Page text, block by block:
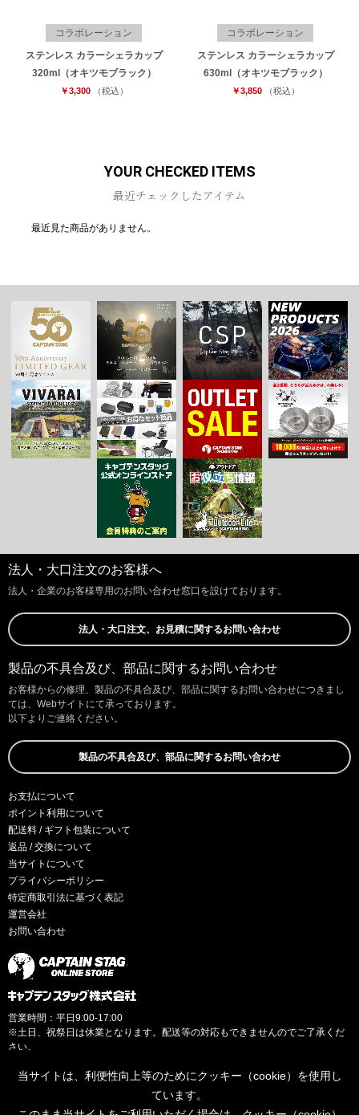
コラボレーション
ステンレス カラーシェラカップ
320ml（オキツモブラック）
￥3,300 （税込）
コラボレーション
ステンレス カラーシェラカップ
630ml（オキツモブラック）
￥3,850 （税込）
YOUR CHECKED ITEMS
最近チェックしたアイテム
最近見た商品がありません。
法人・大口注文のお客様へ
法人・企業のお客様専用のお問い合わせ窓口を設けております。
法人・大口注文、お見積に関するお問い合わせ
製品の不具合及び、部品に関するお問い合わせ
お客様からの修理、製品の不具合及び、部品に関するお問い合わせにつきまし
ては、Webサイトにて承っております。
以下よりご連絡ください。
製品の不具合及び、部品に関するお問い合わせ
お支払について
ポイント利用について
配送料 / ギフト包装について
返品 / 交換について
当サイトについて
プライバシーポリシー
特定商取引法に基づく表記
運営会社
お問い合わせ
営業時間：平日9:00-17:00
※土日、祝祭日は休業となります。配送等の対応もできませんのでご了承くだ
さい。
当サイトは、利便性向上等のためにクッキー（cookie）を使用し
ています。